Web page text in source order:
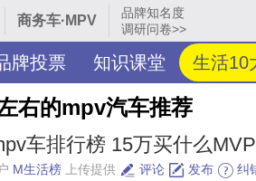
商务车·MPV
品牌知名度
调研问卷>>
牌投票 知识课堂 生活10
右的mpv汽车推荐
车排行榜 15万买什么
M生活榜 上传提供 评论 发布 纠